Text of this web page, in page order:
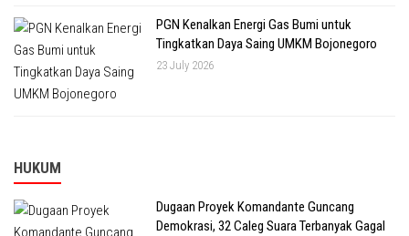
PGN Kenalkan Energi Gas Bumi untuk
Tingkatkan Daya Saing UMKM Bojonegoro
23 July 2026
HUKUM
Dugaan Proyek Komandante Guncang
Demokrasi, 32 Caleg Suara Terbanyak Gagal